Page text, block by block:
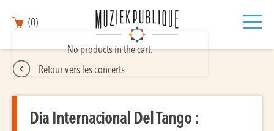
(0)
No products in the cart.
Retour vers les concerts
Dia Internacional Del Tango :